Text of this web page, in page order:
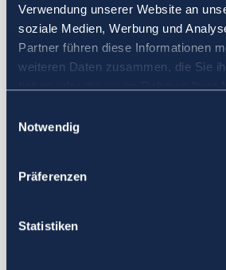
Verwendung unserer Website an
soziale Medien, Werbung und
Partner führen diese Informationen
weiteren Daten zusammen, die Sie
Notwendig
Präferenzen
Statistiken